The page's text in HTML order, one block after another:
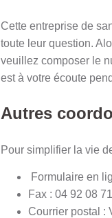
Cette entreprise de
toute leur question.
veuillez composer le
est à votre écoute
Autres
Pour simplifier la vie
Formulaire en
Fax : 04 92 08
Courrier postal :